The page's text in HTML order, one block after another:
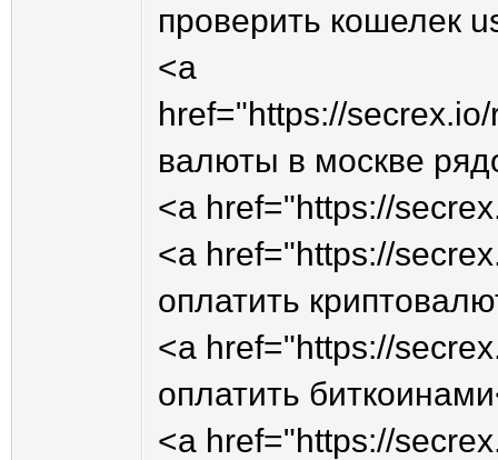
проверить кошелек
<a
href="https://
валюты в москве
<a href="https://
<a href="https://
оплатить
<a href="https://
оплатить
<a href="https://